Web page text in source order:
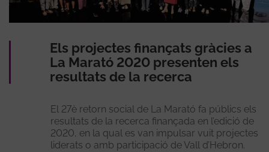
Els projectes finançats gràcies a
La Marató 2020 presenten els
resultats de la recerca
El 27è retorn social de La Marató fa públics els
resultats de la recerca finançada en l’edició de
2020, en la qual es van impulsar vuit projectes
liderats o amb participació de Vall d’Hebron.